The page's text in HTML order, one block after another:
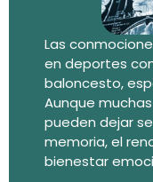
Las
en deportes
baloncesto,
Aunque
pueden dejar
memoria, el
bienestar